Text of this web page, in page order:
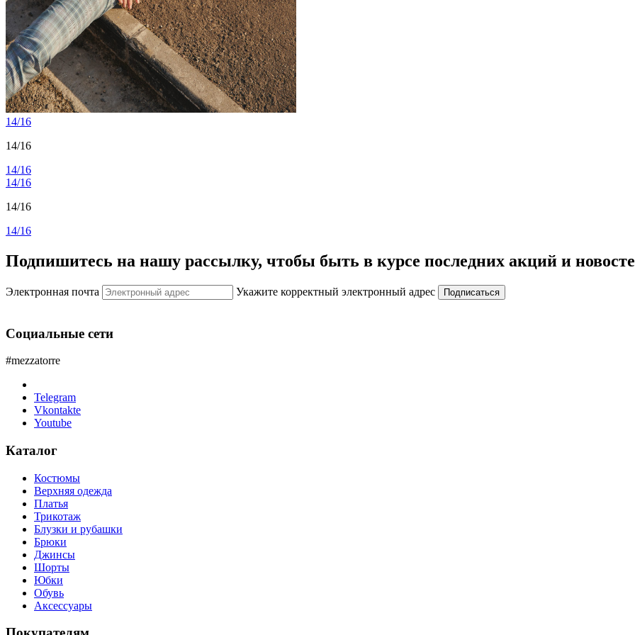
14/16
14/16
14/16
14/16
14/16
14/16
Подпишитесь на нашу рассылку, чтобы быть в курсе последних акций и
Электронная почта Укажите корректный электронный адрес Подписаться
Социальные сети
#mezzatorre
Telegram
Vkontakte
Youtube
Каталог
Костюмы
Верхняя одежда
Платья
Трикотаж
Блузки и рубашки
Брюки
Джинсы
Шорты
Юбки
Обувь
Аксессуары